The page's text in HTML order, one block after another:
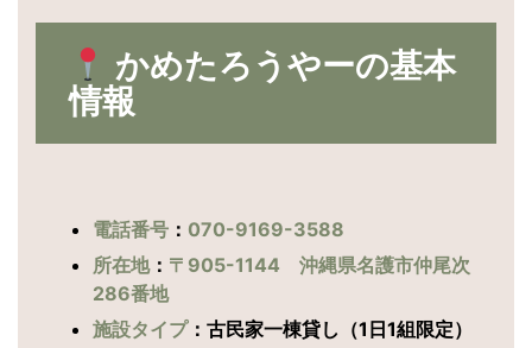
かめたろうやーの基本
情報
電話番号 ： 070-9169-3588
所在地： 〒905-1144 沖縄県名護市仲尾次
286番地
施設タイプ：古民家一棟貸し（1日1組限定）